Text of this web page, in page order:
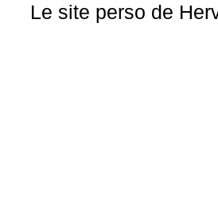
Le site perso de